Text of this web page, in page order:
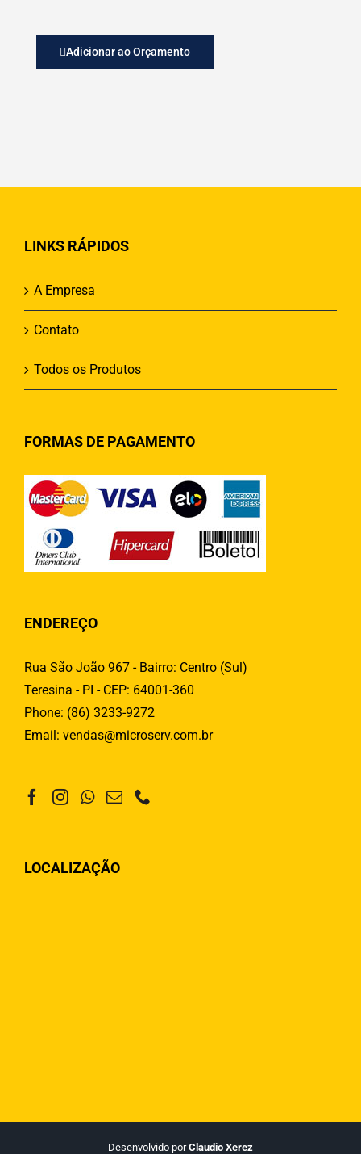
Adicionar ao Orçamento
LINKS RÁPIDOS
A Empresa
Contato
Todos os Produtos
FORMAS DE PAGAMENTO
ENDEREÇO
Rua São João 967 - Bairro: Centro (Sul)
Teresina - PI - CEP: 64001-360
Phone: (86) 3233-9272
Email: vendas@microserv.com.br
LOCALIZAÇÃO
Desenvolvido porClaudio Xerez